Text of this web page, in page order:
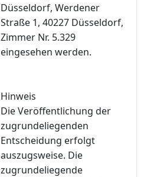
Düsseldorf, Werdener
Straße 1, 40227 Düsseldorf,
Zimmer Nr. 5.329
eingesehen werden.
Hinweis
Die Veröffentlichung der
zugrundeliegenden
Entscheidung erfolgt
auszugsweise. Die
zugrundeliegende